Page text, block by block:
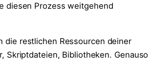
diesen Prozess weitgehend
die restlichen Ressourcen deiner
Skriptdateien, Bibliotheken. Genauso